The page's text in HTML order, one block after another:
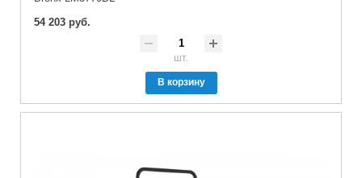
54 203 руб.
шт.
В корзину